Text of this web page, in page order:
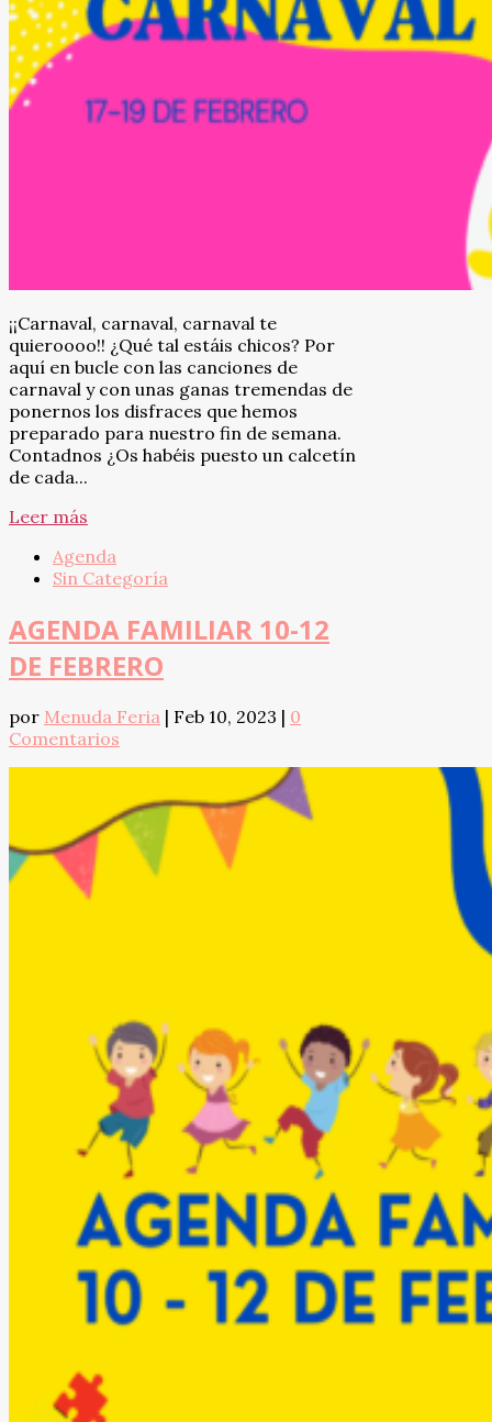
¡¡Carnaval, carnaval, carnaval te
quieroooo!! ¿Qué tal estáis chicos? Por
aquí en bucle con las canciones de
carnaval y con unas ganas tremendas de
ponernos los disfraces que hemos
preparado para nuestro fin de semana.
Contadnos ¿Os habéis puesto un calcetín
de cada...
Leer más
Agenda
Sin Categoría
AGENDA FAMILIAR 10-12
DE FEBRERO
por Menuda Feria | Feb 10, 2023 | 0
Comentarios